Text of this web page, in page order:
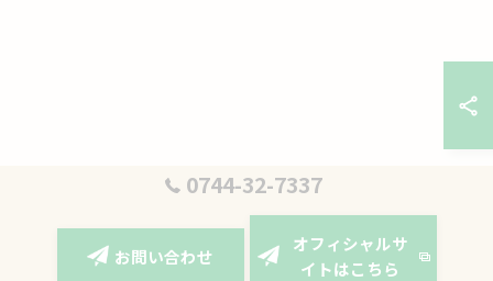
0744-32-7337
お問い合わせ
オフィシャルサ
イトはこちら